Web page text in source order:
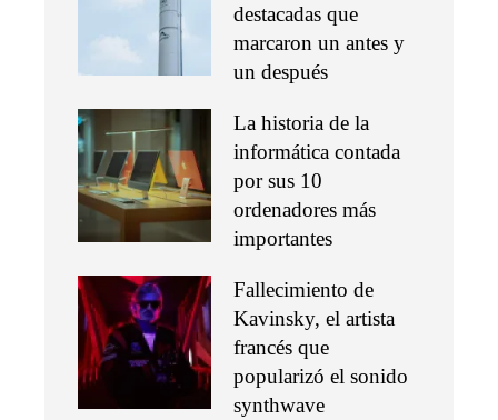
destacadas que
marcaron un antes y
un después
La historia de la
informática contada
por sus 10
ordenadores más
importantes
Fallecimiento de
Kavinsky, el artista
francés que
popularizó el sonido
synthwave